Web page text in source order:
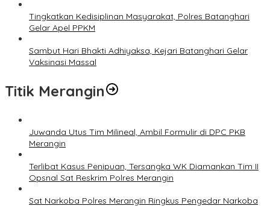
Tingkatkan Kedisiplinan Masyarakat, Polres Batanghari
Gelar Apel PPKM
Sambut Hari Bhakti Adhiyaksa, Kejari Batanghari Gelar
Vaksinasi Massal
Titik Merangin
Juwanda Utus Tim Milineal, Ambil Formulir di DPC PKB
Merangin
Terlibat Kasus Penipuan, Tersangka WK Diamankan Tim II
Opsnal Sat Reskrim Polres Merangin
Sat Narkoba Polres Merangin Ringkus Pengedar Narkoba